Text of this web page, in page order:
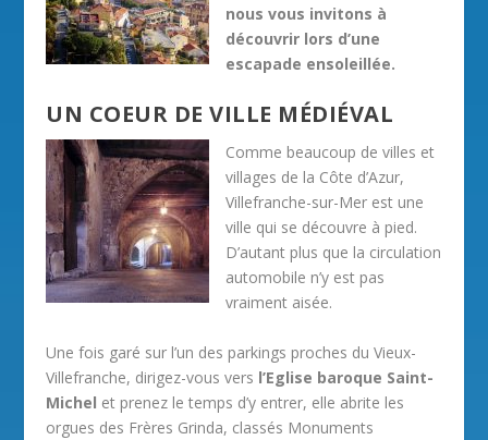
nous vous invitons à
découvrir lors d’une
escapade ensoleillée.
UN COEUR DE VILLE MÉDIÉVAL
Comme beaucoup de villes et
villages de la Côte d’Azur,
Villefranche-sur-Mer est une
ville qui se découvre à pied.
D’autant plus que la circulation
automobile n’y est pas
vraiment aisée.
Une fois garé sur l’un des parkings proches du Vieux-
Villefranche, dirigez-vous vers l’Eglise baroque Saint-
Michel et prenez le temps d’y entrer, elle abrite les
orgues des Frères Grinda, classés Monuments